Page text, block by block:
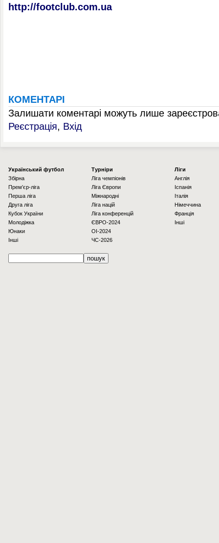
http://footclub.com.ua
КОМЕНТАРІ
Залишати коментарі можуть лише
Реєстрація, Вхід
Українcький футбол
Збірна
Прем'єр-ліга
Перша ліга
Друга ліга
Кубок України
Молодіжка
Юнаки
Інші
Турніри
Ліга чемпіонів
Ліга Європи
Міжнародні
Ліга націй
Ліга конференцій
ЄВРО-2024
OI-2024
ЧС-2026
Ліги
Англія
Іспанія
Італія
Німеччина
Франція
Інші